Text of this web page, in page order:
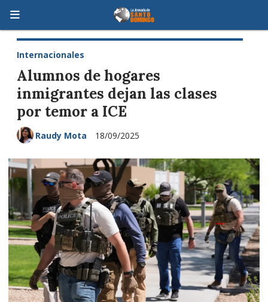
Alumnos de hogares
inmigrantes dejan las clases
por temor a ICE
Internacionales
18/09/2025
Raudy Mota